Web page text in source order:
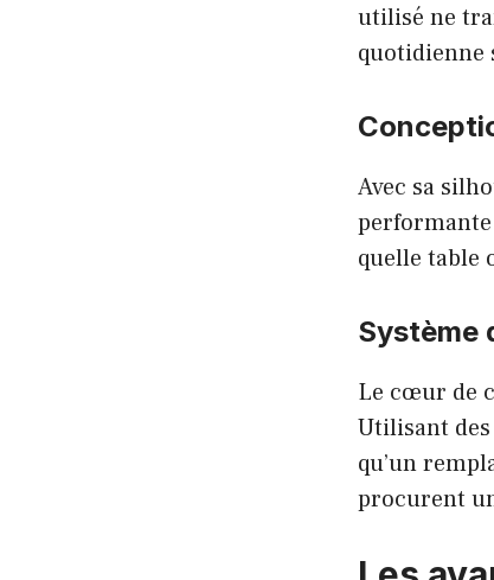
utilisé ne
quotidienne
Avec sa
quelle table
Système
Le cœur de
Utilisant
qu’un
procurent